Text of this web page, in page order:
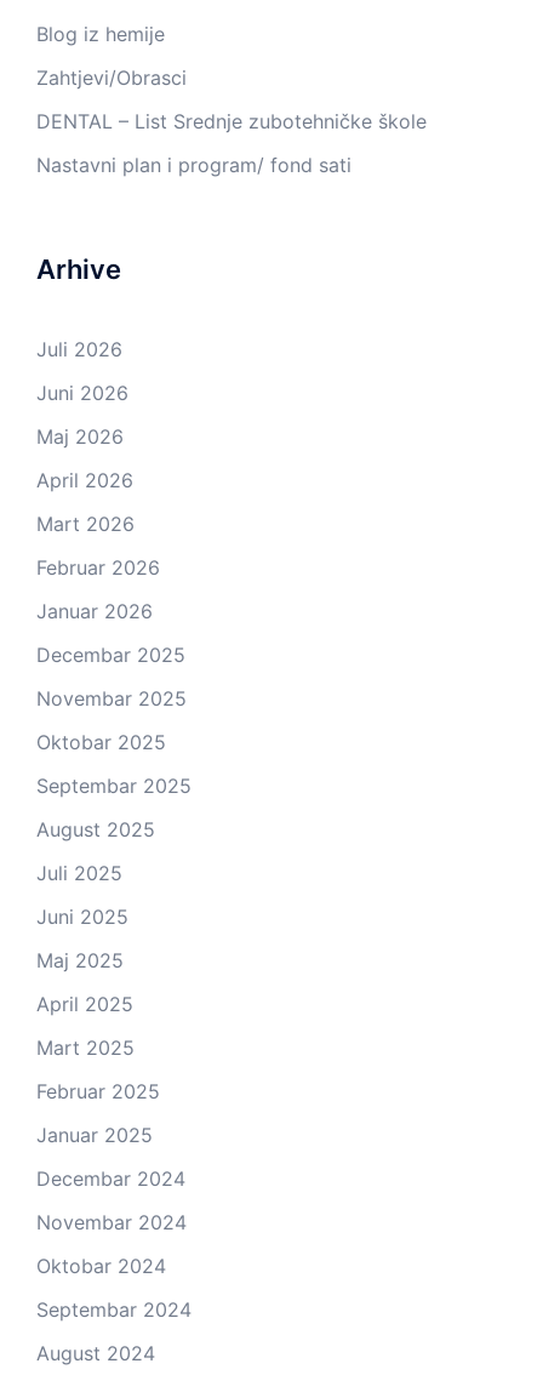
Blog iz hemije
Zahtjevi/Obrasci
DENTAL – List Srednje zubotehničke škole
Nastavni plan i program/ fond sati
Arhive
Juli 2026
Juni 2026
Maj 2026
April 2026
Mart 2026
Februar 2026
Januar 2026
Decembar 2025
Novembar 2025
Oktobar 2025
Septembar 2025
August 2025
Juli 2025
Juni 2025
Maj 2025
April 2025
Mart 2025
Februar 2025
Januar 2025
Decembar 2024
Novembar 2024
Oktobar 2024
Septembar 2024
August 2024